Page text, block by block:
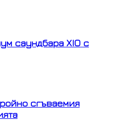
саундбара XIO с
сгъваемия